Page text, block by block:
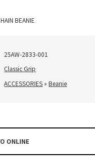
BEANIE
25AW-2833-001
Classic Grip
ACCESSORIES »Beanie
ONLINE